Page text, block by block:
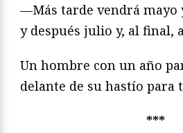
—Más tarde vendrá mayo
y después julio y, al final,
Un hombre con un año
delante de su hastío para
***